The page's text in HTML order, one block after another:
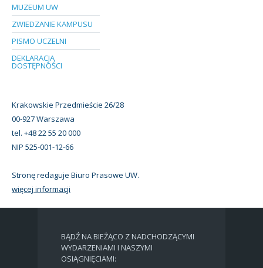
MUZEUM UW
ZWIEDZANIE KAMPUSU
PISMO UCZELNI
DEKLARACJA
DOSTĘPNOŚCI
Krakowskie Przedmieście 26/28
00-927 Warszawa
tel. +48 22 55 20 000
NIP 525-001-12-66
Stronę redaguje Biuro Prasowe UW.
więcej informacji
BĄDŹ NA BIEŻĄCO Z NADCHODZĄCYMI
WYDARZENIAMI I NASZYMI
OSIĄGNIĘCIAMI: